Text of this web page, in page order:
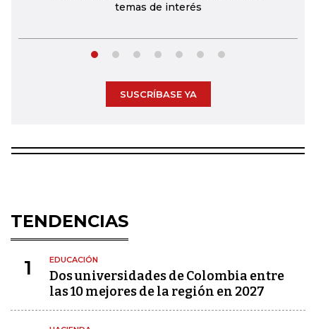
temas de interés
SUSCRÍBASE YA
TENDENCIAS
1 EDUCACIÓN
Dos universidades de Colombia entre
las 10 mejores de la región en 2027